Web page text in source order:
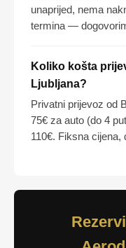
unaprijed, nema
termina —
Koliko košta
Ljubljana?
Privatni prijevoz od
75€ za auto (do 4
110€. Fiksna cijena,